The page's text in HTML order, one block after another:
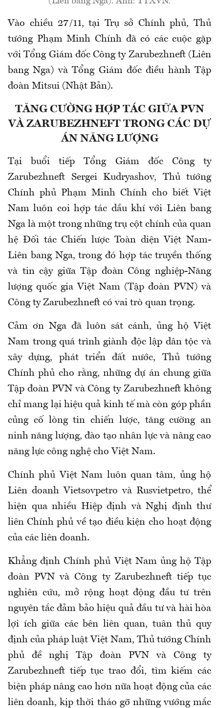
Vào chiều 27/11, tại Trụ sở Chính phủ, Thủ
tướng Phạm Minh Chính đã có các cuộc gặp
với Tổng Giám đốc Công ty Zarubezhneft (Liên
bang Nga) và Tổng Giám đốc điều hành Tập
đoàn Mitsui (Nhật Bản).
TĂNG CƯỜNG HỢP TÁC GIỮA PVN
VÀ ZARUBEZHNEFT TRONG CÁC DỰ
ÁN NĂNG LƯỢNG
Tại buổi tiếp Tổng Giám đốc Công ty
Zarubezhneft Sergei Kudryashov, Thủ tướng
Chính phủ Phạm Minh Chính cho biết Việt
Nam luôn coi hợp tác dầu khí với Liên bang
Nga là một trong những trụ cột chính của quan
hệ Đối tác Chiến lược Toàn diện Việt Nam-
Liên bang Nga, trong đó hợp tác truyền thống
và tin cậy giữa Tập đoàn Công nghiệp-Năng
lượng quốc gia Việt Nam (Tập đoàn PVN) và
Công ty Zarubezhneft có vai trò quan trọng.
Cảm ơn Nga đã luôn sát cánh, ủng hộ Việt
Nam trong quá trình giành độc lập dân tộc và
xây dựng, phát triển đất nước, Thủ tướng
Chính phủ cho rằng, những dự án chung giữa
Tập đoàn PVN và Công ty Zarubezhneft không
chỉ mang lại hiệu quả kinh tế mà còn góp phần
củng cố lòng tin chiến lược, tăng cường an
ninh năng lượng, đào tạo nhân lực và nâng cao
năng lực công nghệ cho Việt Nam.
Chính phủ Việt Nam luôn quan tâm, ủng hộ
Liên doanh Vietsovpetro và Rusvietpetro, thể
hiện qua nhiều Hiệp định và Nghị định thư
liên Chính phủ về tạo điều kiện cho hoạt động
của các liên doanh.
Khẳng định Chính phủ Việt Nam ủng hộ Tập
đoàn PVN và Công ty Zarubezhneft tiếp tục
nghiên cứu, mở rộng hoạt động đầu tư trên
nguyên tắc đảm bảo hiệu quả đầu tư và hài hòa
lợi ích giữa các bên liên quan, tuân thủ quy
định của pháp luật Việt Nam, Thủ tướng Chính
phủ đề nghị Tập đoàn PVN và Công ty
Zarubezhneft tiếp tục trao đổi, tìm kiếm các
biện pháp nâng cao hơn nữa hoạt động của các
liên doanh, kịp thời tháo gỡ những vướng mắc